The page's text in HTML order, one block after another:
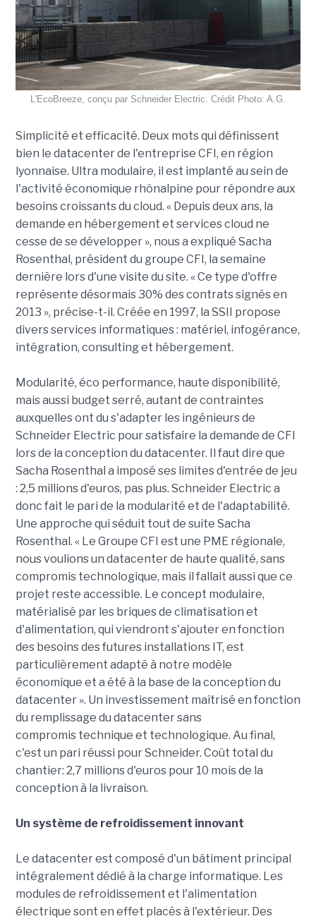
L'EcoBreeze, conçu par Schneider Electric. Crédit Photo: A.G.
Simplicité et efficacité. Deux mots qui définissent
bien le datacenter de l'entreprise CFI, en région
lyonnaise. Ultra modulaire, il est implanté au sein de
l'activité économique rhônalpine pour répondre aux
besoins croissants du cloud. « Depuis deux ans, la
demande en hébergement et services cloud ne
cesse de se développer », nous a expliqué Sacha
Rosenthal, président du groupe CFI, la semaine
dernière lors d'une visite du site. « Ce type d'offre
représente désormais 30% des contrats signés en
2013 », précise-t-il. Créée en 1997, la SSII propose
divers services informatiques : matériel, infogérance,
intégration, consulting et hébergement.
Modularité, éco performance, haute disponibilité,
mais aussi budget serré, autant de contraintes
auxquelles ont du s'adapter les ingénieurs de
Schneider Electric pour satisfaire la demande de CFI
lors de la conception du datacenter. Il faut dire que
Sacha Rosenthal a imposé ses limites d'entrée de jeu
: 2,5 millions d'euros, pas plus. Schneider Electric a
donc fait le pari de la modularité et de l'adaptabilité.
Une approche qui séduit tout de suite Sacha
Rosenthal. « Le Groupe CFI est une PME régionale,
nous voulions un datacenter de haute qualité, sans
compromis technologique, mais il fallait aussi que ce
projet reste accessible. Le concept modulaire,
matérialisé par les briques de climatisation et
d'alimentation, qui viendront s'ajouter en fonction
des besoins des futures installations IT, est
particulièrement adapté à notre modèle
économique et a été à la base de la conception du
datacenter ». Un investissement maîtrisé en fonction
du remplissage du datacenter sans
compromis technique et technologique. Au final,
c'est un pari réussi pour Schneider. Coût total du
chantier: 2,7 millions d'euros pour 10 mois de la
conception à la livraison.
Un système de refroidissement innovant
Le datacenter est composé d'un bâtiment principal
intégralement dédié à la charge informatique. Les
modules de refroidissement et l'alimentation
électrique sont en effet placés à l'extérieur. Des